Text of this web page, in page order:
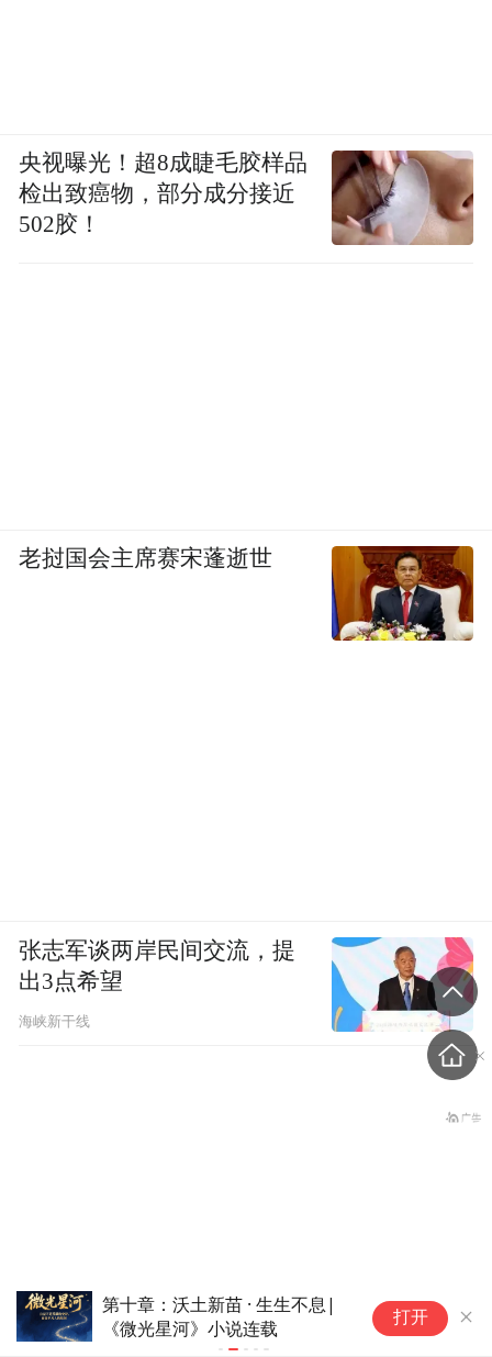
第十章：沃土新苗 · 生生不息|
《微光星河》小说连载
宁波地铁通
打开
央视曝光！超8成睫毛胶样品
检出致癌物，部分成分接近
502胶！
老挝国会主席赛宋蓬逝世
张志军谈两岸民间交流，提
出3点希望
海峡新干线
10多万人报名的考试，成绩